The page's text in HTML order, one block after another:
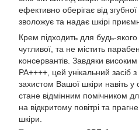
ефективно оберігає від
зволожує та надає шкірі
Крем підходить для будь-якого
чутливої, та не містить
консервантів. Завдяки
РА++++, цей унікальний засіб з
захистом Вашої шкіри навіть у
стане відмінним помічником
на відкритому повітрі та
шкіри.